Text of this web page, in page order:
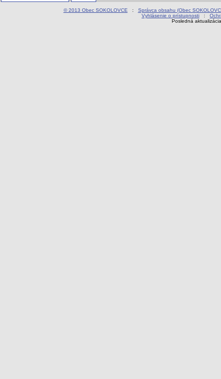
© 2013 Obec SOKOLOVCE : Správca obsahu (Obec
Vyhlásenie o prístupnosti :
Posledná